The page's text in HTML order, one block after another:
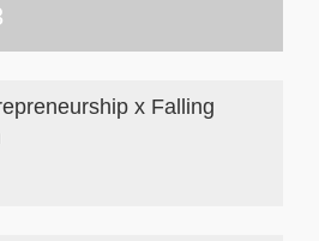
x Falling